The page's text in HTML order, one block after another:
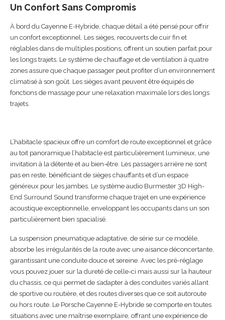
Un Confort Sans Compromis
À bord du Cayenne E-Hybride, chaque détail a été pensé pour offrir
un confort exceptionnel. Les sièges, recouverts de cuir fin et
réglables dans de multiples positions, offrent un soutien parfait pour
les longs trajets. Le système de chauffage et de ventilation à quatre
zones assure que chaque passager peut profiter d’un environnement
climatisé à son goût. Les sièges avant peuvent être équipés de
fonctions de massage pour une relaxation maximale lors des longs
trajets.
L’habitacle spacieux offre un comfort de route exceptionnel et grâce
au toit panoramique l’habitacle est particulièrement lumineux, une
invitation à la détente et au bien-être. Les passagers arrière ne sont
pas en reste, bénéficiant de sièges chauffants et d’un espace
généreux pour les jambes. Le système audio Burmester 3D High-
End Surround Sound transforme chaque trajet en une expérience
acoustique exceptionnelle, enveloppant les occupants dans un son
particulièrement bien spacialisé.
La suspension pneumatique adaptative, de série sur ce modèle,
absorbe les irrégularités de la route avec une aisance déconcertante,
garantissant une conduite douce et sereine. Avec les pré-réglage
vous pouvez jouer sur la dureté de celle-ci mais aussi sur la hauteur
du chassis, ce qui permet de s’adapter à des conduites variés allant
de sportive ou routière, et des routes diverses que ce soit autoroute
ou hors route. Le Porsche Cayenne E-Hybride se comporte en toutes
situations avec une maîtrise exemplaire, offrant une expérience de